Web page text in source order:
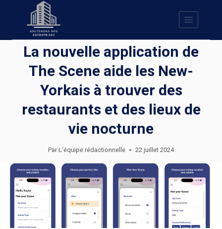
La nouvelle application de
The Scene aide les New-
Yorkais à trouver des
restaurants et des lieux de
vie nocturne
Par L'équipe rédactionnelle 22 juillet 2024